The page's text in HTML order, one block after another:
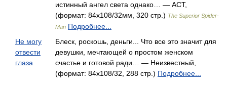
истинный ангел света однако… — АСТ,
(формат: 84x108/32мм, 320 стр.) The Superior Spider-
Man Подробнее...
Не могу
отвести
глаза
Блеск, роскошь, деньги... Что все это значит для
девушки, мечтающей о простом женском
счастье и готовой ради… — Неизвестный,
(формат: 84x108/32, 288 стр.) Подробнее...